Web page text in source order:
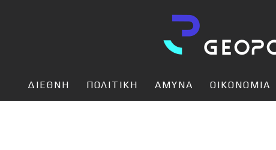
ΔΙΕΘΝΗ ΠΟΛΙΤΙΚΗ ΑΜΥΝΑ ΟΙΚΟΝΟΜΙΑ